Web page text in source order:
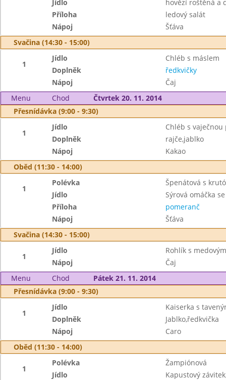
Jídlo
hovězí roštěná a
Příloha
ledový salát
Nápoj
Šťáva
Svačina (14:30 - 15:00)
1
Jídlo
Chléb s máslem
Doplněk
ředkvičky
Nápoj
Čaj
Menu
Chod
Čtvrtek 20. 11. 2014
Přesnídávka (9:00 - 9:30)
1
Jídlo
Chléb s vaječnou
Doplněk
rajče,jablko
Nápoj
Kakao
Oběd (11:30 - 14:00)
1
Polévka
Špenátová s
Jídlo
Sýrová omáčka
Příloha
pomeranč
Nápoj
Šťáva
Svačina (14:30 - 15:00)
1
Jídlo
Rohlík s
Nápoj
Čaj
Menu
Chod
Pátek 21. 11. 2014
Přesnídávka (9:00 - 9:30)
1
Jídlo
Kaiserka s
Doplněk
Jablko,ředkvička
Nápoj
Caro
Oběd (11:30 - 14:00)
1
Polévka
Žampiónová
Jídlo
Kapustový